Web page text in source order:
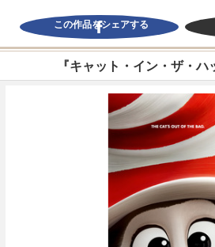
この作品をシェアする
『キャット・イン・ザ・